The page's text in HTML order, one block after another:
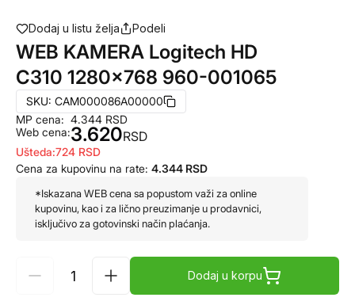
Dodaj u listu želja Podeli
WEB KAMERA Logitech HD
C310 1280x768 960-001065
SKU: CAM000086A00000
MP cena:
Web cena:
4.344 RSD
3.620RSD
Ušteda:724 RSD
Cena za kupovinu na rate: 4.344 RSD
*Iskazana WEB cena sa popustom važi za online
kupovinu, kao i za lično preuzimanje u prodavnici,
isključivo za gotovinski način plaćanja.
Dodaj u korpu